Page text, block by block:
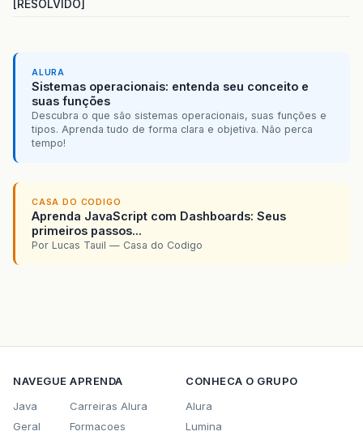
[RESOLVIDO]
ALURA
Sistemas operacionais: entenda seu conceito e
suas funções
Descubra o que são sistemas operacionais, suas funções e
tipos. Aprenda tudo de forma clara e objetiva. Não perca
tempo!
CASA DO CODIGO
Aprenda JavaScript com Dashboards: Seus
primeiros passos...
Por Lucas Tauil — Casa do Codigo
NAVEGUE
Java
Geral
APRENDA
Carreiras Alura
Formacoes
CONHECA O GRUPO
Alura
Lumina